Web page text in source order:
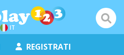
IT
REGISTRATI